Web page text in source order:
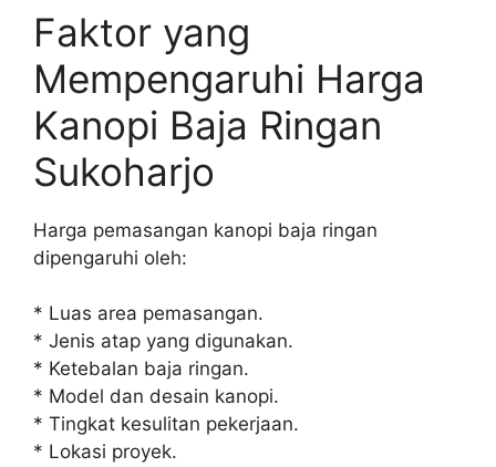
Faktor yang
Mempengaruhi Harga
Kanopi Baja Ringan
Sukoharjo
Harga pemasangan kanopi baja ringan
dipengaruhi oleh:
* Luas area pemasangan.
* Jenis atap yang digunakan.
* Ketebalan baja ringan.
* Model dan desain kanopi.
* Tingkat kesulitan pekerjaan.
* Lokasi proyek.